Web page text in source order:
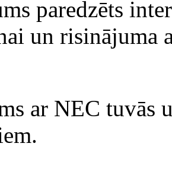
paredzēts
un risinājuma
ar NEC tuvās